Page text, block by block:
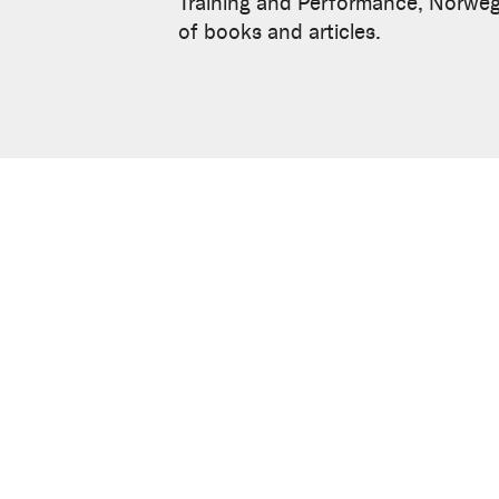
Andersen
of books and articles.